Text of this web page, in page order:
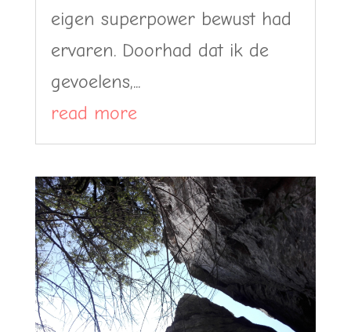
eigen superpower bewust had
ervaren. Doorhad dat ik de
gevoelens,...
read more